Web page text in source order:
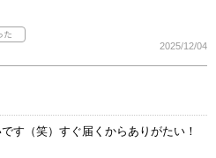
2025/12/04
す（笑）すぐ届くからありがたい！